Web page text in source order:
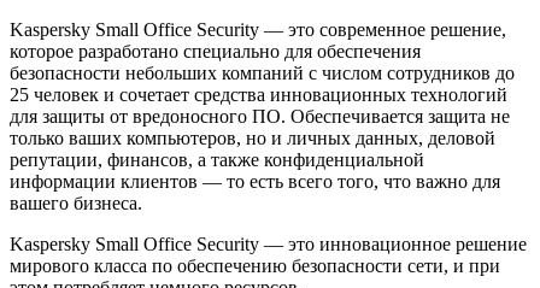
Kaspersky Small Office Security — это современное решение,
которое разработано специально для обеспечения
безопасности небольших компаний с числом сотрудников до
25 человек и сочетает средства инновационных технологий
для защиты от вредоносного ПО. Обеспечивается защита не
только ваших компьютеров, но и личных данных, деловой
репутации, финансов, а также конфиденциальной
информации клиентов — то есть всего того, что важно для
вашего бизнеса.
Kaspersky Small Office Security — это инновационное решение
мирового класса по обеспечению безопасности сети, и при